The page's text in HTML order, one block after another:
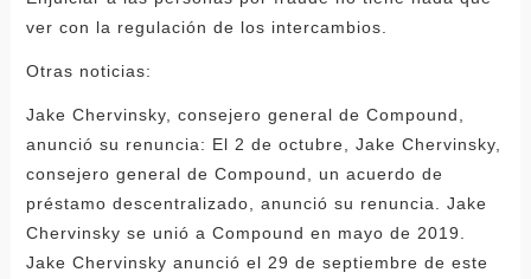
ver con la regulación de los intercambios.
Otras noticias:
Jake Chervinsky, consejero general de Compound,
anunció su renuncia: El 2 de octubre, Jake Chervinsky,
consejero general de Compound, un acuerdo de
préstamo descentralizado, anunció su renuncia. Jake
Chervinsky se unió a Compound en mayo de 2019.
Jake Chervinsky anunció el 29 de septiembre de este